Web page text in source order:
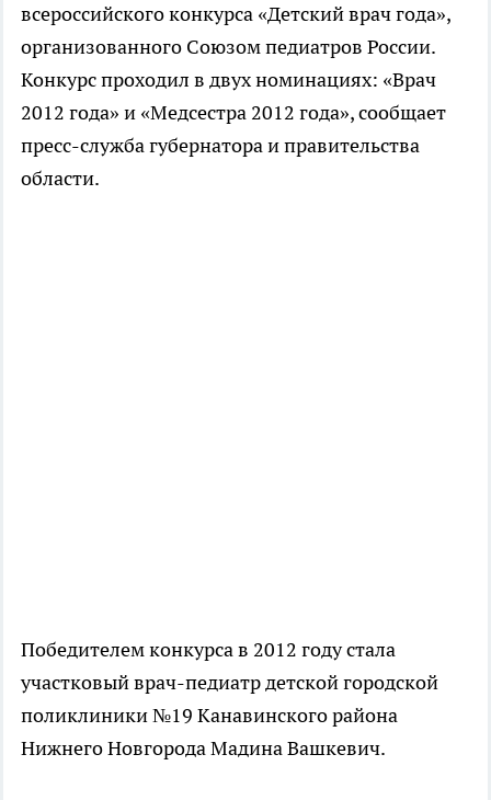
всероссийского конкурса «Детский врач года»,
организованного Союзом педиатров России.
Конкурс проходил в двух номинациях: «Врач
2012 года» и «Медсестра 2012 года», сообщает
пресс-служба губернатора и правительства
области.
Победителем конкурса в 2012 году стала
участковый врач-педиатр детской городской
поликлиники №19 Канавинского района
Нижнего Новгорода Мадина Вашкевич.